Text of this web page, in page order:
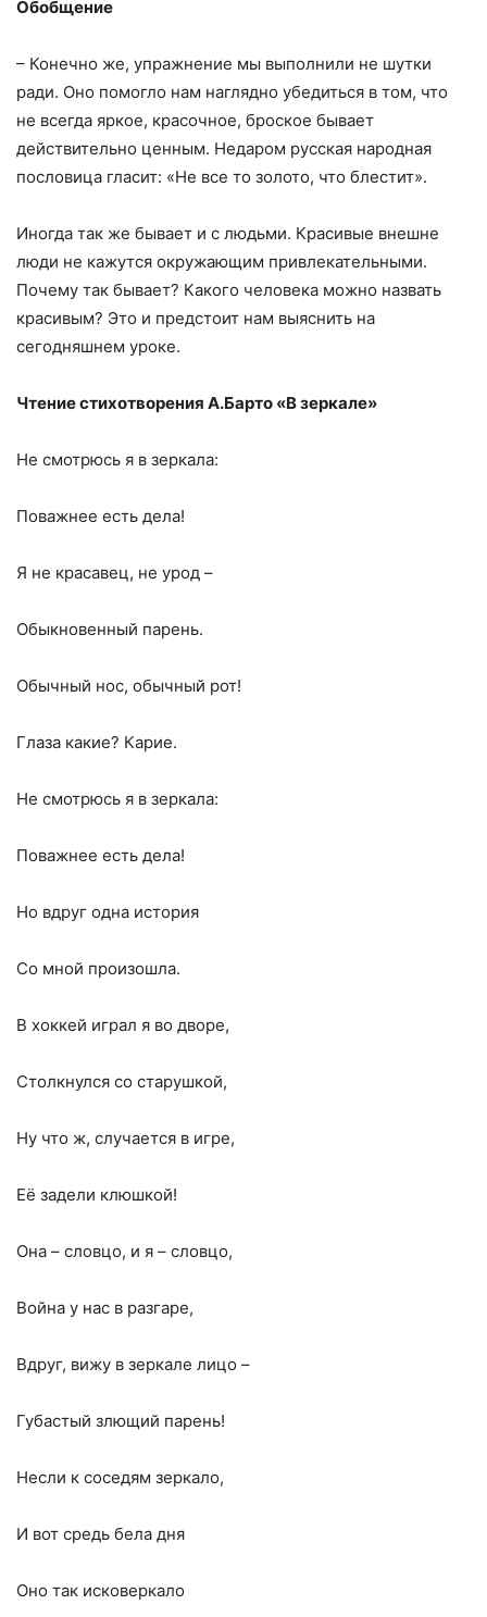
Обобщение
– Конечно же, упражнение мы выполнили не шутки
ради. Оно помогло нам наглядно убедиться в том, что
не всегда яркое, красочное, броское бывает
действительно ценным. Недаром русская народная
пословица гласит: «Не все то золото, что блестит».
Иногда так же бывает и с людьми. Красивые внешне
люди не кажутся окружающим привлекательными.
Почему так бывает? Какого человека можно назвать
красивым? Это и предстоит нам выяснить на
сегодняшнем уроке.
Чтение стихотворения А.Барто «В зеркале»
Не смотрюсь я в зеркала:
Поважнее есть дела!
Я не красавец, не урод –
Обыкновенный парень.
Обычный нос, обычный рот!
Глаза какие? Карие.
Не смотрюсь я в зеркала:
Поважнее есть дела!
Но вдруг одна история
Со мной произошла.
В хоккей играл я во дворе,
Столкнулся со старушкой,
Ну что ж, случается в игре,
Её задели клюшкой!
Она – словцо, и я – словцо,
Война у нас в разгаре,
Вдруг, вижу в зеркале лицо –
Губастый злющий парень!
Несли к соседям зеркало,
И вот средь бела дня
Оно так исковеркало